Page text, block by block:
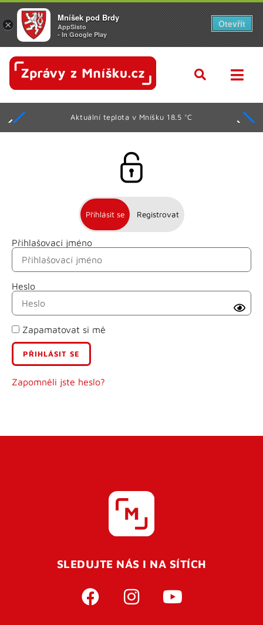
Aktuální teplota v Mníšku 18.5 °C
Přihlásit se Registrovat
Přihlašovací jméno
Heslo
Zapamatovat si mě
Zapomněli jste heslo?
Jméno
Příjmení
E-mail
Uživatelské jméno
Pro úspěšné dokončení registrace je potřeba
vaší e-mailovouadresu. Po úspěšném odeslání
SLEDUJTE NÁS I NA SÍTÍCH
×
Mníšek pod Brdy
AppSisto
- In Google Play
Otevřít